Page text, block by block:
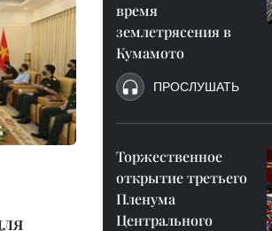
время
землетрясения в
Кумамото
ПРОСЛУШАТЬ
Торжественное
открытие третьего
Пленума
Центрального